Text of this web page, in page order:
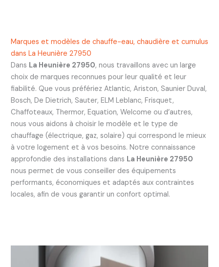
Marques et modèles de chauffe-eau, chaudière et cumulus
dans La Heunière 27950
Dans La Heunière 27950, nous travaillons avec un large
choix de marques reconnues pour leur qualité et leur
fiabilité. Que vous préfériez Atlantic, Ariston, Saunier Duval,
Bosch, De Dietrich, Sauter, ELM Leblanc, Frisquet,
Chaffoteaux, Thermor, Equation, Welcome ou d’autres,
nous vous aidons à choisir le modèle et le type de
chauffage (électrique, gaz, solaire) qui correspond le mieux
à votre logement et à vos besoins. Notre connaissance
approfondie des installations dans La Heunière 27950
nous permet de vous conseiller des équipements
performants, économiques et adaptés aux contraintes
locales, afin de vous garantir un confort optimal.